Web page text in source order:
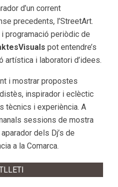
d’un corrent
precedents, l’StreetArt.
programació periòdic de
pot entendre’s
artística i laboratori d’idees.
i mostrar propostes
inspirador i eclèctic
tècnics i experiència. A
sessions de mostra
dels Dj’s de
a la Comarca.